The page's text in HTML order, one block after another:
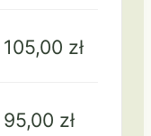
105,00 zł
95,00 zł